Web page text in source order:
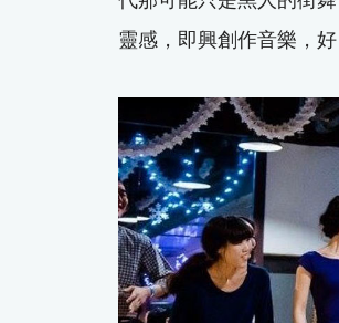
靈感，即興創作音樂，好